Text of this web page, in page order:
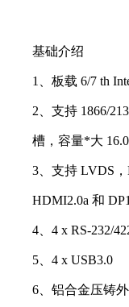
基础介绍
1、板载 6/7 th
2、支持 1866/
槽，容量*大
3、支持 LVDS，
HDMI2.0a 和
4、4 x RS-232/
5、4 x USB3.0
6、铝合金压铸外